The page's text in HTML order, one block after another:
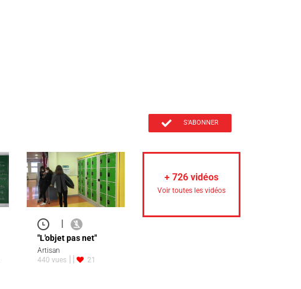
S'ABONNER
"L'objet pas net"
Artisan
440 vues
21
+ 726 vidéos
Voir toutes les vidéos